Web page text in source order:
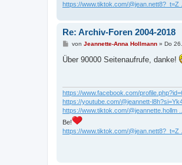
https://www.tiktok.com/@jean.nett8?_t=Z
Re: Archiv-Foren 2004-2018
B
i
t
von Jeannette-Anna Hollmann» Do
Über 90000 Seitenaufrufe, danke!
https://www.facebook.com/
https://youtube.com/@jeannett-
https://www.tiktok.com/@jeannette.hollm
Be!
https://www.tiktok.com/@jean.nett8?_t=Z